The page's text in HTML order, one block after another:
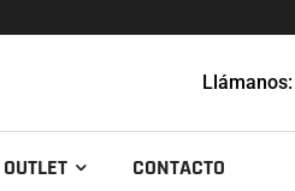
Llámanos:
OUTLET CONTACTO